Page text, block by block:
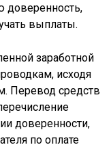
доверенность,
выплаты.
заработной
исходя
Перевод средств
доверенности,
по оплате